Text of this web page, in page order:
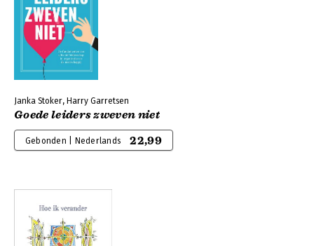
Janka Stoker, Harry Garretsen
Goede leiders zweven niet
Gebonden | Nederlands 22,99